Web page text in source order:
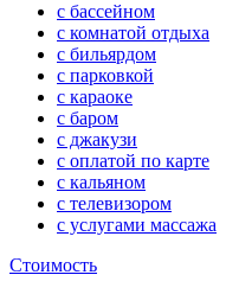
с бассейном
с комнатой отдыха
с бильярдом
с парковкой
с караоке
с баром
с джакузи
с оплатой по карте
с кальяном
с телевизором
с услугами массажа
Стоимость